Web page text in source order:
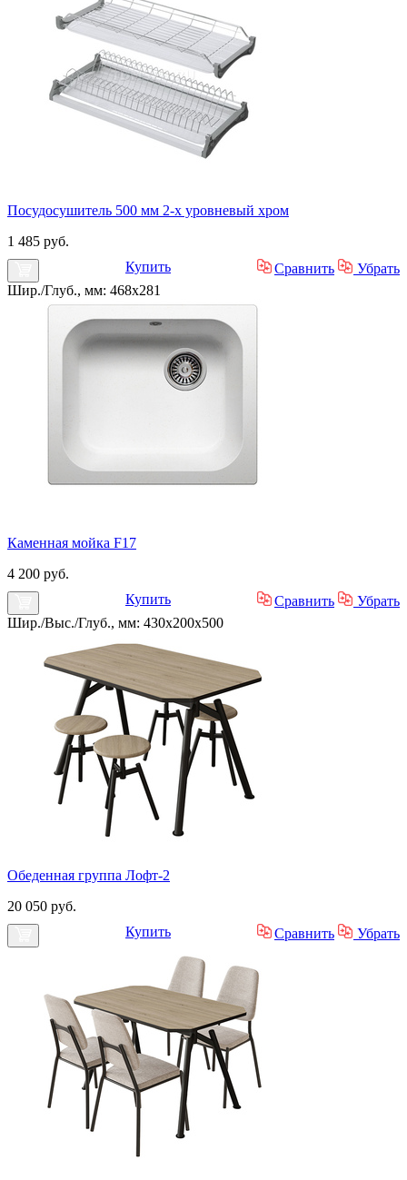
Посудосушитель 500 мм 2-х уровневый хром
1 485 руб.
Купить
Сравнить
Убрать
Шир./Глуб., мм: 468x281
Каменная мойка F17
4 200 руб.
Купить
Сравнить
Убрать
Шир./Выс./Глуб., мм: 430x200x500
Обеденная группа Лофт-2
20 050 руб.
Купить
Сравнить Убрать